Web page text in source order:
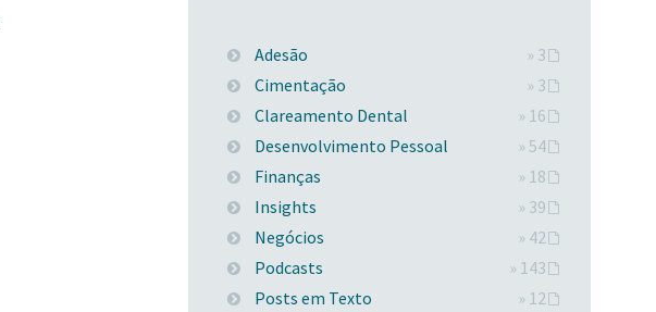
Adesão
» 3
Cimentação
» 3
Clareamento Dental
» 16
Desenvolvimento Pessoal
» 54
Finanças
» 18
Insights
» 39
Negócios
» 42
Podcasts
» 143
Posts em Texto
» 12